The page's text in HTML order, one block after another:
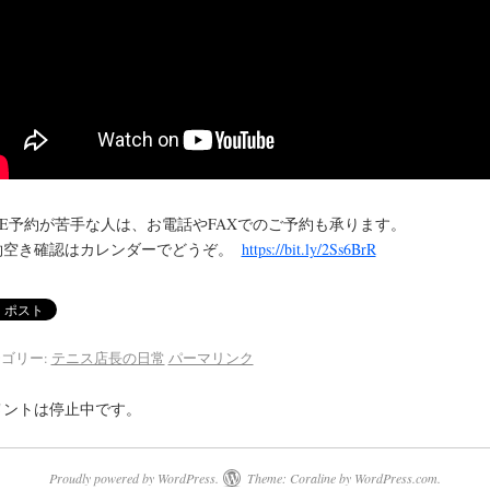
予約が苦手な人は、お電話やFAXでのご予約も承ります。
き確認はカレンダーでどうぞ。 https://bit.ly/2Ss6BrR
リー: テニス店長の日常 パーマリンク
トは停止中です。
Proudly powered by WordPress. Theme: Coraline by WordPress.com